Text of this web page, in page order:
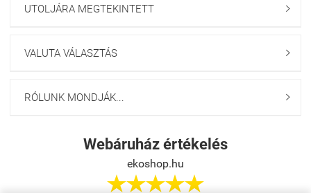
UTOLJÁRA MEGTEKINTETT 
VALUTA VÁLASZTÁS 
RÓLUNK MONDJÁK... 
Webáruház értékelés
ekoshop.hu
